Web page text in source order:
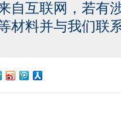
自互联网，若有
材料并与我们联